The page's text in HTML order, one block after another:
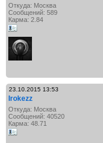
Откуда: Москва
Сообщений: 589
Карма: 2.84
23.10.2015 13:53
Irokezz
Откуда: Москва
Сообщений: 40520
Карма: 48.71